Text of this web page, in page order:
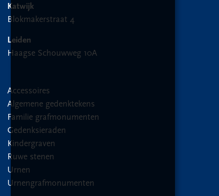
Katwijk
Blokmakerstraat 4
Leiden
Haagse Schouwweg 10A
Accessoires
Algemene gedenktekens
Familie grafmonumenten
Gedenksieraden
Kindergraven
Ruwe stenen
Urnen
Urnengrafmonumenten